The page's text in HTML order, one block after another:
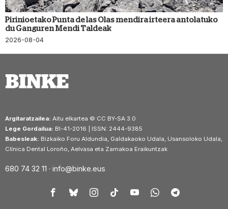
Pirinioetako Punta de las Olas mendira irteera antolatuko
du Ganguren Mendi Taldeak
2026-08-04
Argitaratzailea: Aitu elkartea © CC BY-SA 3.0
Lege Gordailua: BI-41-2016 | ISSN: 2444-9385
Babesleak: Bizkaiko Foru Aldundia, Galdakaoko Udala, Usansoloko Udala,
Clínica Dental Loroño, Aelvasa eta Zamakoa Eraikuntzak
680 74 32 11 · info@binke.eus